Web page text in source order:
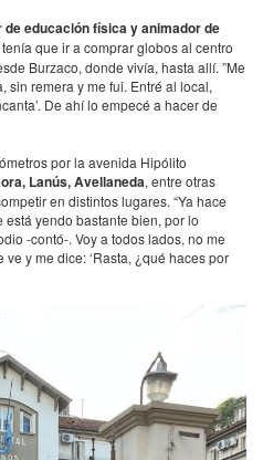
educación física y animador de
que ir a comprar globos al centro
Burzaco, donde vivía, hasta allí. ”Me
sin remera y me fui. Entré al local,
De ahí lo empecé a hacer de
por la avenida Hipólito
Lanús, Avellaneda, entre otras
en distintos lugares. “Ya hace
yendo bastante bien, por lo
-contó-. Voy a todos lados, no me
y me dice: ‘Rasta, ¿qué haces por